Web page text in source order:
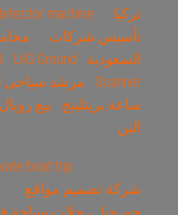
تركيا
machine
تأسيس شركات
السعودية
UIG Ground
Scanner
مرشد سياحى
ساعة بريتلينج
بيع
البن
boat trip
شركة تصميم مواقع
جورجيا
رحلات سياحة